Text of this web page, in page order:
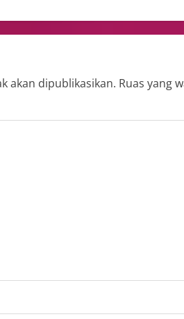
akan dipublikasikan. Ruas yang